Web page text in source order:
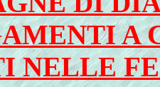
A
NELLE